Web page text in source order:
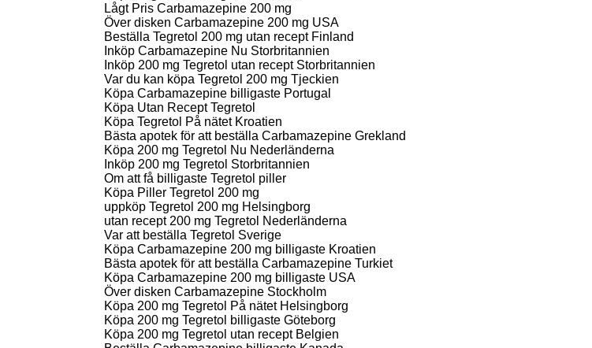
Lågt Pris Carbamazepine 200 mg
Över disken Carbamazepine 200 mg USA
Beställa Tegretol 200 mg utan recept Finland
Inköp Carbamazepine Nu Storbritannien
Inköp 200 mg Tegretol utan recept Storbritannien
Var du kan köpa Tegretol 200 mg Tjeckien
Köpa Carbamazepine billigaste Portugal
Köpa Utan Recept Tegretol
Köpa Tegretol På nätet Kroatien
Bästa apotek för att beställa Carbamazepine Grekland
Köpa 200 mg Tegretol Nu Nederländerna
Inköp 200 mg Tegretol Storbritannien
Om att få billigaste Tegretol piller
Köpa Piller Tegretol 200 mg
uppköp Tegretol 200 mg Helsingborg
utan recept 200 mg Tegretol Nederländerna
Var att beställa Tegretol Sverige
Köpa Carbamazepine 200 mg billigaste Kroatien
Bästa apotek för att beställa Carbamazepine Turkiet
Köpa Carbamazepine 200 mg billigaste USA
Över disken Carbamazepine Stockholm
Köpa 200 mg Tegretol På nätet Helsingborg
Köpa 200 mg Tegretol billigaste Göteborg
Köpa 200 mg Tegretol utan recept Belgien